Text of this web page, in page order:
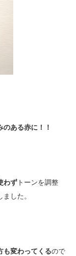
のある赤に！！
わず トーンを調整
した。
も変わってくるので